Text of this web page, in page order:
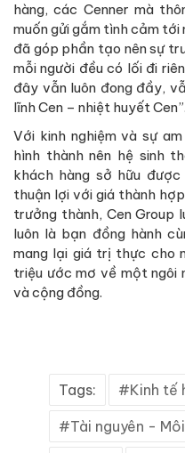
hàng, các Cenner mà
muốn gửi gắm tình cảm tới
đã góp phần tạo nên sự
mỗi người đều có lối đi
đây vẫn luôn đong đầy,
lĩnh Cen – nhiệt huyết Cen”.
Với kinh nghiệm và sự
hình thành nên hệ sinh
khách hàng sở hữu
thuận lợi với giá thành
trưởng thành, Cen Group
luôn là bạn đồng hành
mang lại giá trị thực cho
triệu ước mơ về một ngôi
và cộng đồng.
Tags: Kinh tế
Tài nguyên -